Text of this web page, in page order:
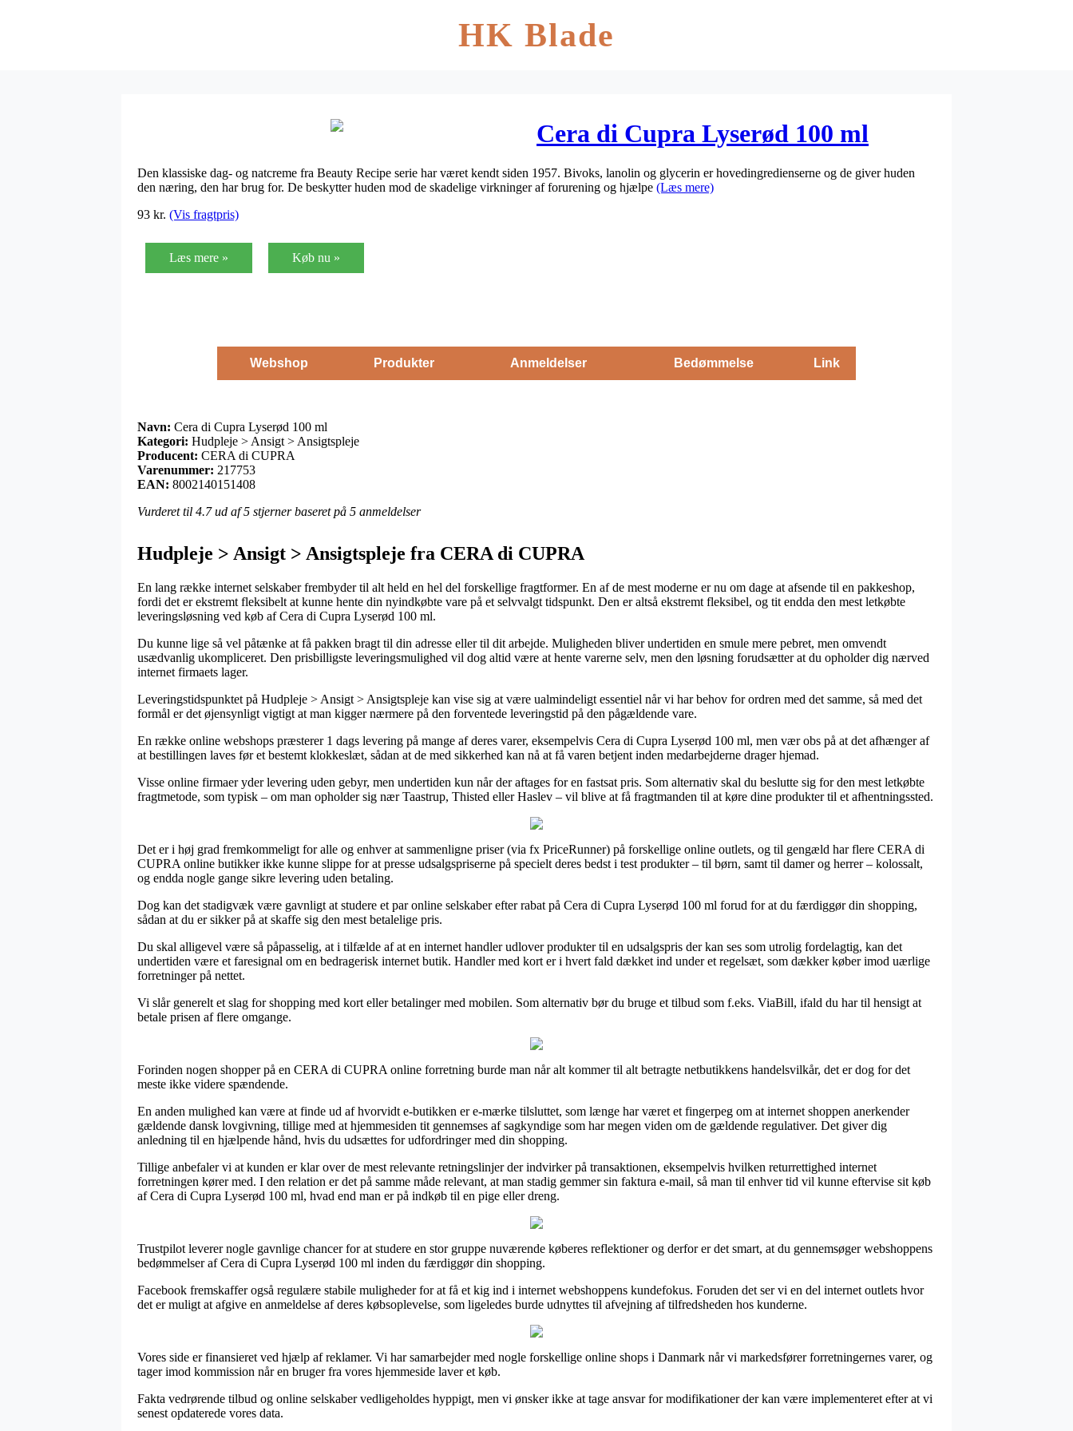
HK Blade
Cera di Cupra Lyserød 100 ml
Den klassiske dag- og natcreme fra Beauty Recipe serie har været kendt siden 1957. Bivoks, lanolin og glycerin er hovedingredienserne og de giver huden
den næring, den har brug for. De beskytter huden mod de skadelige virkninger af forurening og hjælpe (Læs mere)
93 kr. (Vis fragtpris)
Læs mere » Køb nu »
Webshop Produkter Anmeldelser Bedømmelse Link
Navn: Cera di Cupra Lyserød 100 ml
Kategori: Hudpleje > Ansigt > Ansigtspleje
Producent: CERA di CUPRA
Varenummer: 217753
EAN: 8002140151408
Vurderet til 4.7ud af 5 stjerner baseret på 5 anmeldelser
Hudpleje > Ansigt > Ansigtspleje fra CERA di CUPRA
En lang række internet selskaber frembyder til alt held en hel del forskellige fragtformer. En af de mest moderne er nu om dage at afsende til en pakkeshop,
fordi det er ekstremt fleksibelt at kunne hente din nyindkøbte vare på et selvvalgt tidspunkt. Den er altså ekstremt fleksibel, og tit endda den mest letkøbte
leveringsløsning ved køb af Cera di Cupra Lyserød 100 ml.
Du kunne lige så vel påtænke at få pakken bragt til din adresse eller til dit arbejde. Muligheden bliver undertiden en smule mere pebret, men omvendt
usædvanlig ukompliceret. Den prisbilligste leveringsmulighed vil dog altid være at hente varerne selv, men den løsning forudsætter at du opholder dig nærved
internet firmaets lager.
Leveringstidspunktet på Hudpleje > Ansigt > Ansigtspleje kan vise sig at være ualmindeligt essentiel når vi har behov for ordren med det samme, så med det
formål er det øjensynligt vigtigt at man kigger nærmere på den forventede leveringstid på den pågældende vare.
En række online webshops præsterer 1 dags levering på mange af deres varer, eksempelvis Cera di Cupra Lyserød 100 ml, men vær obs på at det afhænger af
at bestillingen laves før et bestemt klokkeslæt, sådan at de med sikkerhed kan nå at få varen betjent inden medarbejderne drager hjemad.
Visse online firmaer yder levering uden gebyr, men undertiden kun når der aftages for en fastsat pris. Som alternativ skal du beslutte sig for den mest letkøbte
fragtmetode, som typisk – om man opholder sig nær Taastrup, Thisted eller Haslev – vil blive at få fragtmanden til at køre dine produkter til et afhentningssted.
Det er i høj grad fremkommeligt for alle og enhver at sammenligne priser (via fx PriceRunner) på forskellige online outlets, og til gengæld har flere CERA di
CUPRA online butikker ikke kunne slippe for at presse udsalgspriserne på specielt deres bedst i test produkter – til børn, samt til damer og herrer – kolossalt,
og endda nogle gange sikre levering uden betaling.
Dog kan det stadigvæk være gavnligt at studere et par online selskaber efter rabat på Cera di Cupra Lyserød 100 ml forud for at du færdiggør din shopping,
sådan at du er sikker på at skaffe sig den mest betalelige pris.
Du skal alligevel være så påpasselig, at i tilfælde af at en internet handler udlover produkter til en udsalgspris der kan ses som utrolig fordelagtig, kan det
undertiden være et faresignal om en bedragerisk internet butik. Handler med kort er i hvert fald dækket ind under et regelsæt, som dækker køber imod uærlige
forretninger på nettet.
Vi slår generelt et slag for shopping med kort eller betalinger med mobilen. Som alternativ bør du bruge et tilbud som f.eks. ViaBill, ifald du har til hensigt at
betale prisen af flere omgange.
Forinden nogen shopper på en CERA di CUPRA online forretning burde man når alt kommer til alt betragte netbutikkens handelsvilkår, det er dog for det
meste ikke videre spændende.
En anden mulighed kan være at finde ud af hvorvidt e-butikken er e-mærke tilsluttet, som længe har været et fingerpeg om at internet shoppen anerkender
gældende dansk lovgivning, tillige med at hjemmesiden tit gennemses af sagkyndige som har megen viden om de gældende regulativer. Det giver dig
anledning til en hjælpende hånd, hvis du udsættes for udfordringer med din shopping.
Tillige anbefaler vi at kunden er klar over de mest relevante retningslinjer der indvirker på transaktionen, eksempelvis hvilken returrettighed internet
forretningen kører med. I den relation er det på samme måde relevant, at man stadig gemmer sin faktura e-mail, så man til enhver tid vil kunne eftervise sit køb
af Cera di Cupra Lyserød 100 ml, hvad end man er på indkøb til en pige eller dreng.
Trustpilot leverer nogle gavnlige chancer for at studere en stor gruppe nuværende køberes reflektioner og derfor er det smart, at du gennemsøger webshoppens
bedømmelser af Cera di Cupra Lyserød 100 ml inden du færdiggør din shopping.
Facebook fremskaffer også regulære stabile muligheder for at få et kig ind i internet webshoppens kundefokus. Foruden det ser vi en del internet outlets hvor
det er muligt at afgive en anmeldelse af deres købsoplevelse, som ligeledes burde udnyttes til afvejning af tilfredsheden hos kunderne.
Vores side er finansieret ved hjælp af reklamer. Vi har samarbejder med nogle forskellige online shops i Danmark når vi markedsfører forretningernes varer, og
tager imod kommission når en bruger fra vores hjemmeside laver et køb.
Fakta vedrørende tilbud og online selskaber vedligeholdes hyppigt, men vi ønsker ikke at tage ansvar for modifikationer der kan være implementeret efter at vi
senest opdaterede vores data.